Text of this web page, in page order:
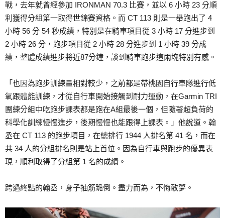
戰，去年就曾經參加 IRONMAN 70.3 比賽，並以 6 小時 23 分順
利獲得分組第一取得世錦賽資格。而 CT 113 則是一舉跑出了 4
小時 56 分 54 秒成績，特別是在騎車項目從 3 小時 17 分進步到
2 小時 26 分，跑步項目從 2 小時 28 分進步到 1 小時 39 分成
績，整體成績進步將近87分鐘，談到騎車跑步這兩塊特別有感。
「也因為跑步訓練量相對較少，之前都是帶桃園自行車隊進行低
氧跟體能訓練，才從自行車開始接觸到耐力運動，在Garmin TRI
團練分組中吃跑步課表都是跑在A組最後一個，但隨著超負荷的
科學化訓練慢慢進步，後期慢慢也能跟得上課表。」他說道。翰
丞在 CT 113 的跑步項目，在總排行 1944 人排名第 41 名，而在
共 34 人的分組排名則是站上首位。因為自行車與跑步的優異表
現，順利取得了分組第 1 名的成績。
跨過終點的翰丞，身子抽筋跪倒。盡力而為，不悔敢夢。